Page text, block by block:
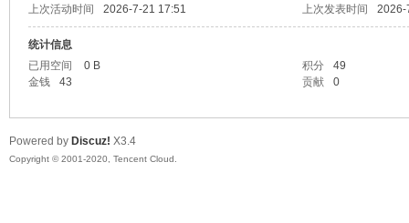
大
上次活动时间
2026-7-21 17:51 上次发表时间 2026-
统计信息
已用空间
0 B 积分
49
金钱
43 贡献 0
Powered by Discuz! X3.4
Copyright © 2001-2020, Tencent Cloud.